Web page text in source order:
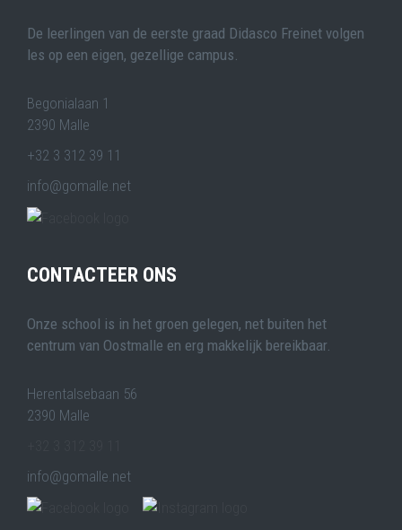
De leerlingen van de eerste graad Didasco Freinet volgen
les op een eigen, gezellige campus.
Begonialaan 1
2390 Malle
+32 3 312 39 11
info@gomalle.net
CONTACTEER ONS
Onze school is in het groen gelegen, net buiten het
centrum van Oostmalle en erg makkelijk bereikbaar.
Herentalsebaan 56
2390 Malle
info@gomalle.net